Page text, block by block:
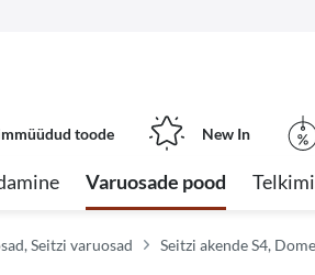
toode New In
Varuosade pood
Seitzi varuosad Seitzi akende S4,